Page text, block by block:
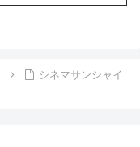
シネマサンシャイ